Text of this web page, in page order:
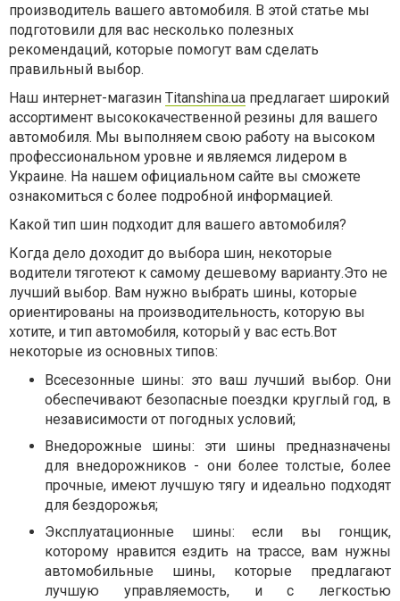
производитель вашего автомобиля. В этой статье мы
подготовили для вас несколько полезных
рекомендаций, которые помогут вам сделать
правильный выбор.
Наш интернет-магазин Titanshina.ua предлагает широкий
ассортимент высококачественной резины для вашего
автомобиля. Мы выполняем свою работу на высоком
профессиональном уровне и являемся лидером в
Украине. На нашем официальном сайте вы сможете
ознакомиться с более подробной информацией.
Какой тип шин подходит для вашего автомобиля?
Когда дело доходит до выбора шин, некоторые
водители тяготеют к самому дешевому варианту.Это не
лучший выбор. Вам нужно выбрать шины, которые
ориентированы на производительность, которую вы
хотите, и тип автомобиля, который у вас есть.Вот
некоторые из основных типов:
Всесезонные шины: это ваш лучший выбор. Они
обеспечивают безопасные поездки круглый год, в
независимости от погодных условий;
Внедорожные шины: эти шины предназначены
для внедорожников - они более толстые, более
прочные, имеют лучшую тягу и идеально подходят
для бездорожья;
Эксплуатационные шины: если вы гонщик,
которому нравится ездить на трассе, вам нужны
автомобильные шины, которые предлагают
лучшую управляемость, и с легкостью